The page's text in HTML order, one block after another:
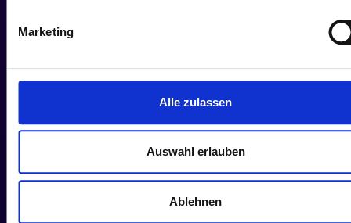
Marketing
Alle zulassen
Auswahl erlauben
Ablehnen